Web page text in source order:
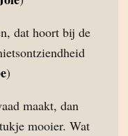
dat hoort bij de
)
maakt, dan
mooier. Wat